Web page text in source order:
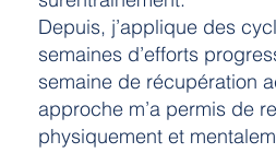
Depuis, j’applique des
semaines d’efforts
semaine de récupération
approche m’a permis de
physiquement et